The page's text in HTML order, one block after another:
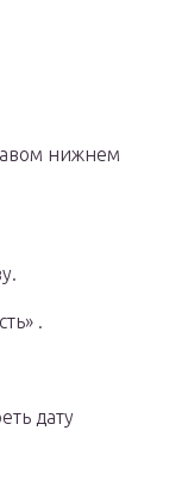
нижнем
.
дату